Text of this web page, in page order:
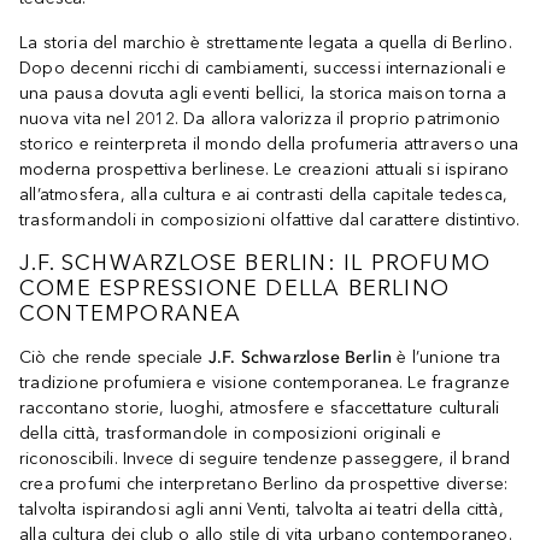
La storia del marchio è strettamente legata a quella di Berlino.
Dopo decenni ricchi di cambiamenti, successi internazionali e
una pausa dovuta agli eventi bellici, la storica maison torna a
nuova vita nel 2012. Da allora valorizza il proprio patrimonio
storico e reinterpreta il mondo della profumeria attraverso una
moderna prospettiva berlinese. Le creazioni attuali si ispirano
all’atmosfera, alla cultura e ai contrasti della capitale tedesca,
trasformandoli in composizioni olfattive dal carattere distintivo.
J.F. SCHWARZLOSE BERLIN: IL PROFUMO
COME ESPRESSIONE DELLA BERLINO
CONTEMPORANEA
Ciò che rende speciale J.F. Schwarzlose Berlin è l’unione tra
tradizione profumiera e visione contemporanea. Le fragranze
raccontano storie, luoghi, atmosfere e sfaccettature culturali
della città, trasformandole in composizioni originali e
riconoscibili. Invece di seguire tendenze passeggere, il brand
crea profumi che interpretano Berlino da prospettive diverse:
talvolta ispirandosi agli anni Venti, talvolta ai teatri della città,
alla cultura dei club o allo stile di vita urbano contemporaneo.